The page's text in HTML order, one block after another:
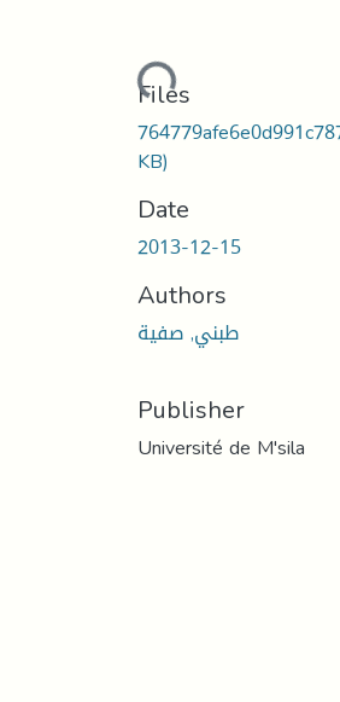
Loading...
Files
KB)
Date
2013-12-15
Authors
طبني, صفية
Publisher
Université de M'sila